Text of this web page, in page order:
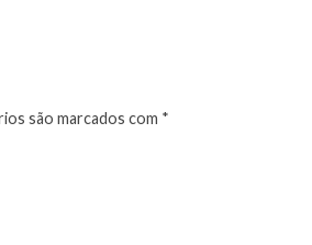
são marcados com *